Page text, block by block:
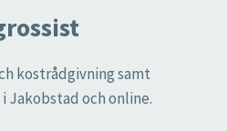
kostrådgivning samt
Jakobstad och online.